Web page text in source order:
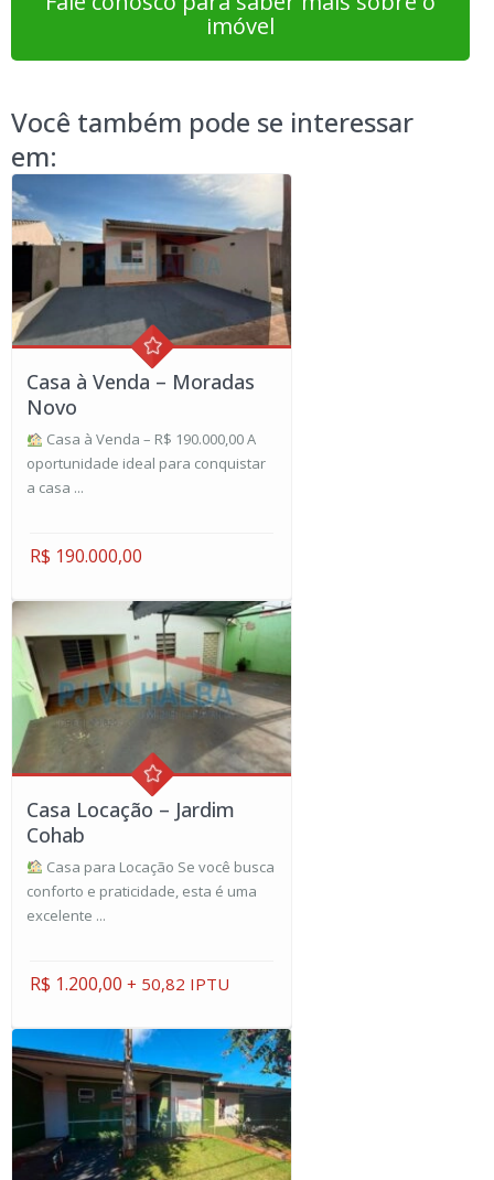
imóvel
Você também pode se interessar
em:
Casa à Venda – Moradas
Novo
Casa à Venda – R$ 190.000,00 A
oportunidade ideal para conquistar
a casa ...
R$ 190.000,00
Casa Locação – Jardim
Cohab
Casa para Locação Se você busca
conforto e praticidade, esta é uma
excelente ...
R$ 1.200,00+ 50,82 IPTU